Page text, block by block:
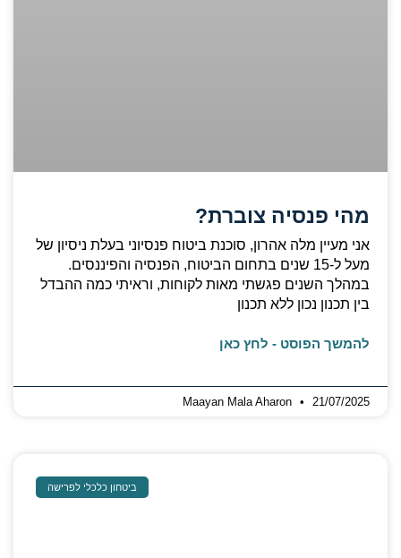
מהי פנסיה צוברת?
אני מעיין מלה אהרון, סוכנת ביטוח פנסיוני בעלת ניסיון של
מעל ל-15 שנים בתחום הביטוח, הפנסיה והפיננסים.
במהלך השנים פגשתי מאות לקוחות, וראיתי כמה ההבדל
בין תכנון נכון ללא תכנון
להמשך הפוסט - לחץ כאן
Maayan Mala Aharon 21/07/2025
ביטחון כלכלי לפרישה